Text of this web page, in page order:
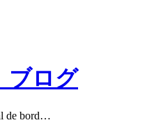
ログ
de bord…